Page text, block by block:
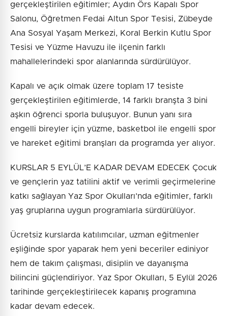
gerçekleştirilen eğitimler; Aydın Örs Kapalı Spor
Salonu, Öğretmen Fedai Altun Spor Tesisi, Zübeyde
Ana Sosyal Yaşam Merkezi, Koral Berkin Kutlu Spor
Tesisi ve Yüzme Havuzu ile ilçenin farklı
mahallelerindeki spor alanlarında sürdürülüyor.
Kapalı ve açık olmak üzere toplam 17 tesiste
gerçekleştirilen eğitimlerde, 14 farklı branşta 3 bini
aşkın öğrenci sporla buluşuyor. Bunun yanı sıra
engelli bireyler için yüzme, basketbol ile engelli spor
ve hareket eğitimi branşları da programda yer alıyor.
KURSLAR 5 EYLÜL’E KADAR DEVAM EDECEK Çocuk
ve gençlerin yaz tatilini aktif ve verimli geçirmelerine
katkı sağlayan Yaz Spor Okulları’nda eğitimler, farklı
yaş gruplarına uygun programlarla sürdürülüyor.
Ücretsiz kurslarda katılımcılar, uzman eğitmenler
eşliğinde spor yaparak hem yeni beceriler ediniyor
hem de takım çalışması, disiplin ve dayanışma
bilincini güçlendiriyor. Yaz Spor Okulları, 5 Eylül 2026
tarihinde gerçekleştirilecek kapanış programına
kadar devam edecek.